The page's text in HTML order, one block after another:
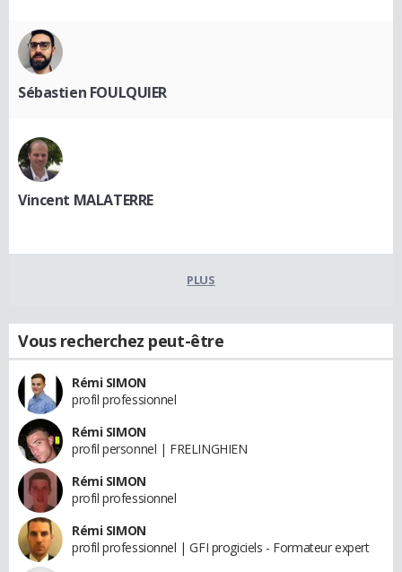
Sébastien FOULQUIER
Vincent MALATERRE
PLUS
Vous recherchez peut-être
Rémi SIMON
profil professionnel
Rémi SIMON
profil personnel | FRELINGHIEN
Rémi SIMON
profil professionnel
Rémi SIMON
profil professionnel | GFI progiciels - Formateur expert